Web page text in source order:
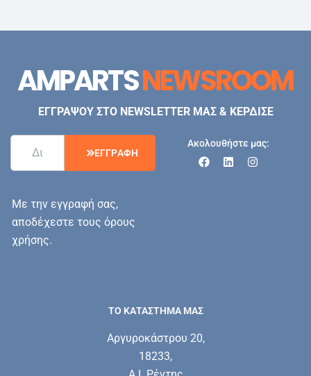
AMPARTSNEWSROOM
ΕΓΓΡΑΨΟΥ ΣΤΟ NEWSLETTER ΜΑΣ & ΚΕΡΔΙΣΕ
ΕΓΓΡΑΦΗ
Με την εγγραφή σας,
αποδέχεστε τους όρους
χρήσης.
Ακολουθήστε μας:
ΤΟ ΚΑΤΑΣΤΗΜΑ ΜΑΣ
Αργυροκάστρου 20,
18233,